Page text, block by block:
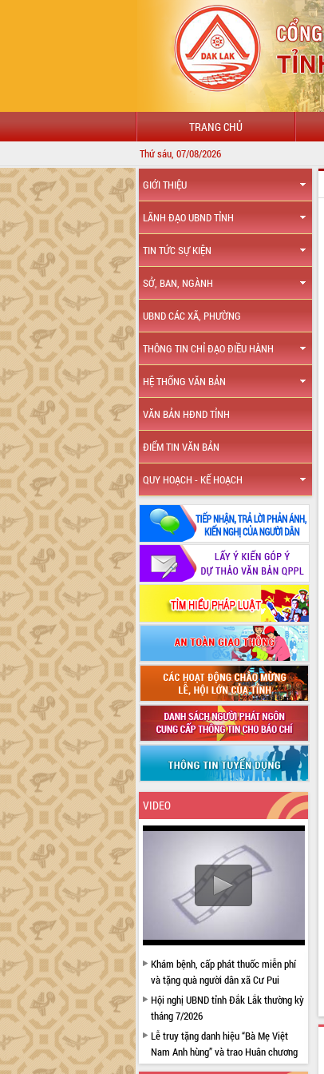
TRANG CHỦ
Thứ sáu, 07/08/2026
GIỚI THIỆU
LÃNH ĐẠO UBND TỈNH
TIN TỨC SỰ KIỆN
SỞ, BAN, NGÀNH
UBND CÁC XÃ, PHƯỜNG
THÔNG TIN CHỈ ĐẠO ĐIỀU HÀNH
HỆ THỐNG VĂN BẢN
VĂN BẢN HĐND TỈNH
ĐIỂM TIN VĂN BẢN
QUY HOẠCH - KẾ HOẠCH
VIDEO
Khám bệnh, cấp phát thuốc miễn phí
và tặng quà người dân xã Cư Pui
Hội nghị UBND tỉnh Đắk Lắk thường kỳ
tháng 7/2026
Lễ truy tặng danh hiệu “Bà Mẹ Việt
Nam Anh hùng” và trao Huân chương
Lao động